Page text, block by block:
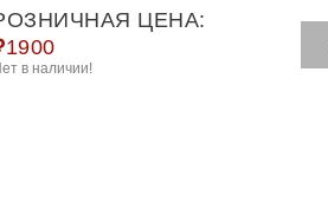
ЦЕНА:
1900
в наличии!